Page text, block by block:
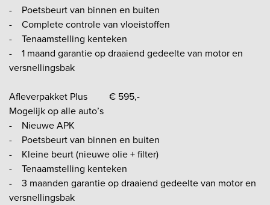
- Poetsbeurt van binnen en buiten
- Complete controle van vloeistoffen
- Tenaamstelling kenteken
- 1 maand garantie op draaiend gedeelte van motor en
versnellingsbak
Afleverpakket Plus € 595,-
Mogelijk op alle auto’s
- Nieuwe APK
- Poetsbeurt van binnen en buiten
- Kleine beurt (nieuwe olie + filter)
- Tenaamstelling kenteken
- 3 maanden garantie op draaiend gedeelte van motor en
versnellingsbak